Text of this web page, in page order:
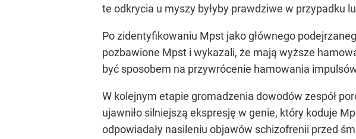
te odkrycia u myszy byłyby prawdziwe w przypadku
Po zidentyfikowaniu Mpst jako głównego
pozbawione Mpst i wykazali, że mają wyższe
być sposobem na przywrócenie hamowania
W kolejnym etapie gromadzenia dowodów zespół
ujawniło silniejszą ekspresję w genie, który koduje
odpowiadały nasileniu objawów schizofrenii przed